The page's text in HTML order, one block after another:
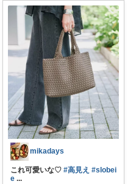
mikadays
これ可愛いな♡ #高見え #slobei
e ...